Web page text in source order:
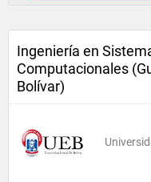
Ingeniería en
Computacionales
Bolívar)